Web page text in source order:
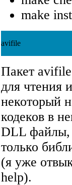
make
avifile
Пакет avifile
для чтения
некоторый
кодеков в
DLL файлы,
только
(я уже
help).